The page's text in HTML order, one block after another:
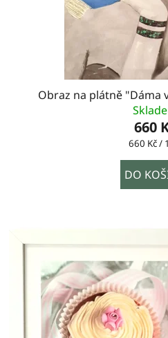
Obraz na plátně "Dáma
660
Měrná
660 Kč /
DO